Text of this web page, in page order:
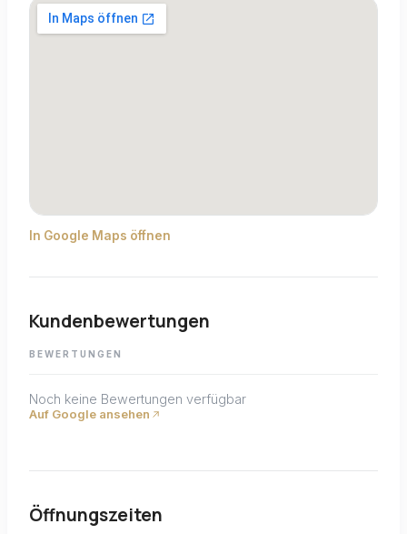
In Google Maps öffnen
Kundenbewertungen
BEWERTUNGEN
Noch keine Bewertungen verfügbar
Auf Google ansehen
Öffnungszeiten